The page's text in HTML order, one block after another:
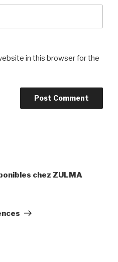
in this browser for the
chez ZULMA